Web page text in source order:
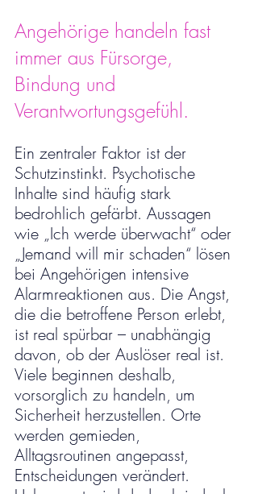
Angehörige handeln fast
immer aus Fürsorge,
Bindung und
Verantwortungsgefühl.
Ein zentraler Faktor ist der
Schutzinstinkt. Psychotische
Inhalte sind häufig stark
bedrohlich gefärbt. Aussagen
wie „Ich werde überwacht“ oder
„Jemand will mir schaden“ lösen
bei Angehörigen intensive
Alarmreaktionen aus. Die Angst,
die die betroffene Person erlebt,
ist real spürbar – unabhängig
davon, ob der Auslöser real ist.
Viele beginnen deshalb,
vorsorglich zu handeln, um
Sicherheit herzustellen. Orte
werden gemieden,
Alltagsroutinen angepasst,
Entscheidungen verändert.